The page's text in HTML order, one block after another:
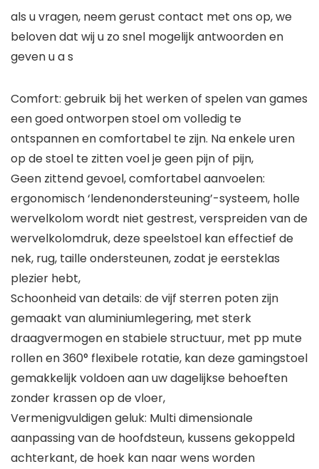
als u vragen, neem gerust contact met ons op, we
beloven dat wij u zo snel mogelijk antwoorden en
geven u a s
Comfort: gebruik bij het werken of spelen van games
een goed ontworpen stoel om volledig te
ontspannen en comfortabel te zijn. Na enkele uren
op de stoel te zitten voel je geen pijn of pijn,
Geen zittend gevoel, comfortabel aanvoelen:
ergonomisch ‘lendenondersteuning’-systeem, holle
wervelkolom wordt niet gestrest, verspreiden van de
wervelkolomdruk, deze speelstoel kan effectief de
nek, rug, taille ondersteunen, zodat je eersteklas
plezier hebt,
Schoonheid van details: de vijf sterren poten zijn
gemaakt van aluminiumlegering, met sterk
draagvermogen en stabiele structuur, met pp mute
rollen en 360° flexibele rotatie, kan deze gamingstoel
gemakkelijk voldoen aan uw dagelijkse behoeften
zonder krassen op de vloer,
Vermenigvuldigen geluk: Multi dimensionale
aanpassing van de hoofdsteun, kussens gekoppeld
achterkant, de hoek kan naar wens worden